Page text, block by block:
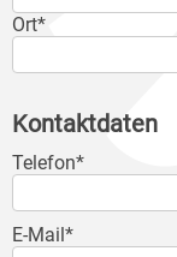
Ort*
Kontaktdaten
Telefon*
E-Mail*